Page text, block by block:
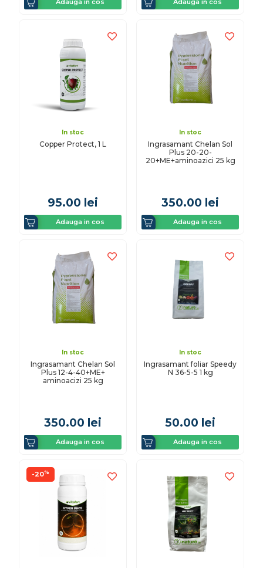
In stoc
Copper Protect, 1 L
95.00 lei
Adauga in cos
In stoc
Ingrasamant Chelan Sol
Plus 20-20-
20+ME+aminoazici 25 kg
350.00 lei
Adauga in cos
In stoc
Ingrasamant Chelan Sol
Plus 12-4-40+ME+
aminoacizi 25 kg
350.00 lei
Adauga in cos
In stoc
Ingrasamant foliar Speedy
N 36-5-5 1 kg
50.00 lei
Adauga in cos
-20%